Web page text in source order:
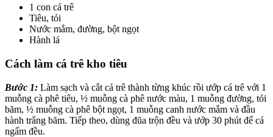
1 con cá trê
Tiêu, tỏi
Nước mắm, đường, bột ngọt
Hành lá
Cách làm cá trê kho tiêu
Bước 1: Làm sạch và cắt cá trê thành từng khúc rồi ướp cá trê với 1
muỗng cà phê tiêu, ½ muỗng cà phê nước màu, 1 muỗng đường, tỏi
băm, ½ muỗng cà phê bột ngọt, 1 muỗng canh nước mắm và đầu
hành trắng băm. Tiếp theo, dùng đũa trộn đều và ướp 30 phút để cá
ngấm đều.